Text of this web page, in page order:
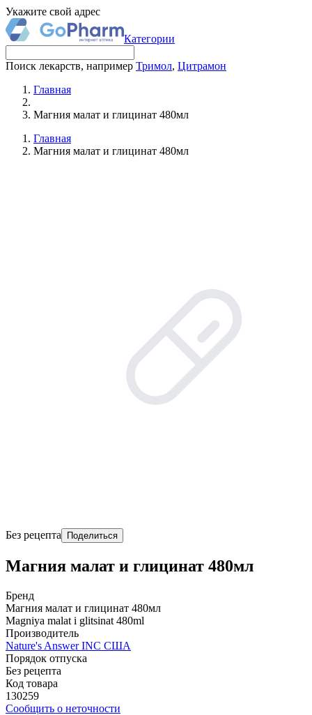
Укажите свой адрес
Категории
Поиск лекарств, например Тримол, Цитрамон
Главная
Магния малат и глицинат 480мл
Главная
Магния малат и глицинат 480мл
Без рецепта Поделиться
Магния малат и глицинат 480мл
Бренд
Магния малат и глицинат 480мл
Magniya malat i glitsinat 480ml
Производитель
Nature's Answer INC США
Порядок отпуска
Без рецепта
Код товара
130259
Сообщить о неточности